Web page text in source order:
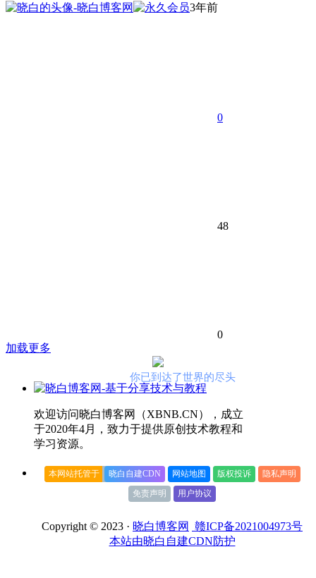
3年前
0
48
0
加载更多
你已到达了世界的尽头
欢迎访问晓白博客网（XBNB.CN），成立
于2020年4月，致力于提供原创技术教程和
学习资源。
本网站托管于 晓白自建CDN 网站地图 版权投诉
隐私声明
免责声明
用户协议
Copyright © 2023 · 晓白博客网
赣ICP备2021004973号
本站由晓白自建CDN防护